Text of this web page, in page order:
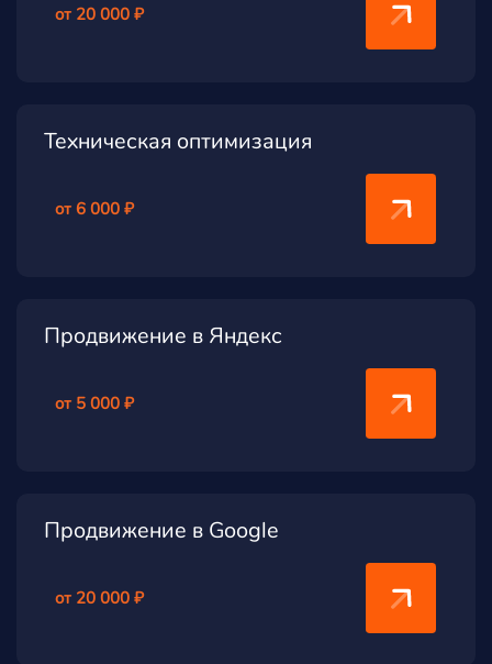
от 20 000 ₽
Техническая оптимизация
от 6 000 ₽
Продвижение в Яндекс
от 5 000 ₽
Продвижение в Google
от 20 000 ₽